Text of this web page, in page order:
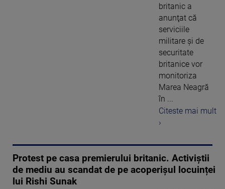
britanic a
anunţat că
serviciile
militare şi de
securitate
britanice vor
monitoriza
Marea Neagră
în ...
Citeste mai mult
›
Protest pe casa premierului britanic. Activiștii
de mediu au scandat de pe acoperișul locuinței
lui Rishi Sunak